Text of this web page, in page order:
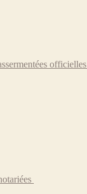
officielles